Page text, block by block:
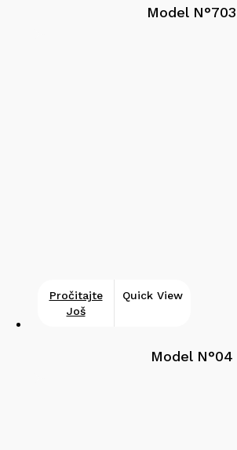
Model N°703
Pročitajte
Još
Quick View
Model N°04